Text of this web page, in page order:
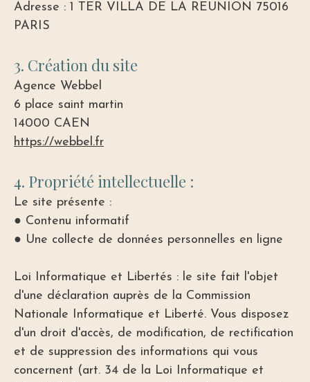
Adresse : 1 TER VILLA DE LA REUNION 75016
PARIS
3. Création du site
Agence Webbel
6 place saint martin
14000 CAEN
https://webbel.fr
4. Propriété intellectuelle :
Le site présente :
● Contenu informatif
● Une collecte de données personnelles en ligne
Loi Informatique et Libertés : le site fait l'objet
d'une déclaration auprès de la Commission
Nationale Informatique et Liberté. Vous disposez
d'un droit d'accès, de modification, de rectification
et de suppression des informations qui vous
concernent (art. 34 de la Loi Informatique et